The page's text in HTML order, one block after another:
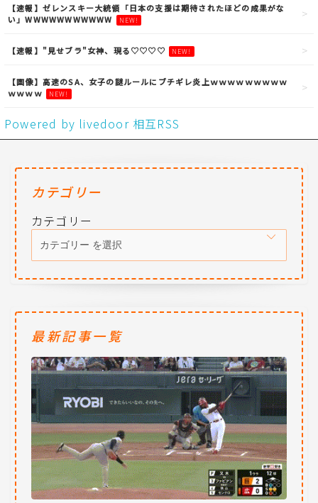
【速報】ゼレンスキー大統領「日本の支援は期待されたほどの成果がな
い」WWWWWWWWWWW
NEW!
【速報】"見せブラ"女神、現る♡♡♡♡ NEW!
【画像】高速のSA、女子の謎ルールにブチギレ炎上ｗｗｗｗｗｗｗｗｗ
ｗｗｗｗ
NEW!
Powered by livedoor 相互RSS
カテゴリー
カテゴリー
最新記事一覧